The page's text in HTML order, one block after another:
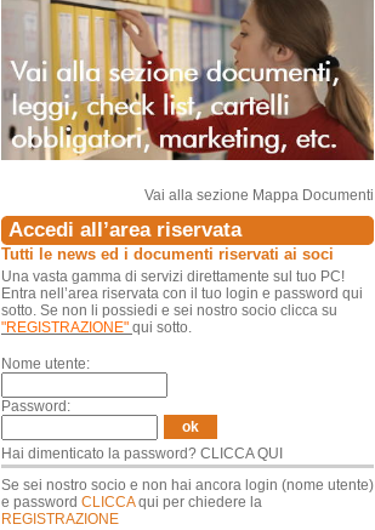
Vai alla sezione Mappa Documenti
Accedi all’area riservata
Tutti le news ed i documenti riservati ai soci
Una vasta gamma di servizi direttamente sul tuo PC!
Entra nell’area riservata con il tuo login e password qui
sotto. Se non li possiedi e sei nostro socio clicca su
"REGISTRAZIONE" qui sotto.
Nome utente:
Password:
ok
Hai dimenticato la password? CLICCA QUI
Se sei nostro socio e non hai ancora login (nome utente)
e password CLICCAqui per chiedere la
REGISTRAZIONE